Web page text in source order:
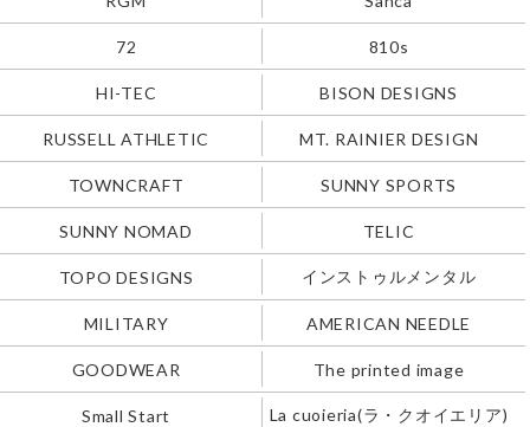
72 810s
HI-TEC BISON DESIGNS
RUSSELL ATHLETIC MT. RAINIER DESIGN
TOWNCRAFT SUNNY SPORTS
SUNNY NOMAD TELIC
TOPO DESIGNS インストゥルメンタル
MILITARY AMERICAN NEEDLE
GOODWEAR The printed image
Small Start La cuoieria(ラ・クオイエリア)